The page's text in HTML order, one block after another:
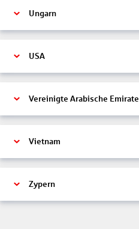
Ungarn
USA
Vereinigte Arabische Emirate
Vietnam
Zypern